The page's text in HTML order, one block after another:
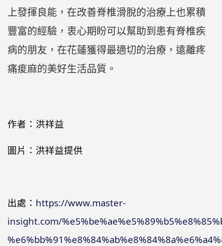
上發揮良能，在改善脊椎滑脫的治療上也累積
豐富的經驗，衷心期盼可以幫助到患有脊椎疾
病的朋友，在花蓮獲得最適切的治療，遠離疼
痛痠麻的美好生活品質。
作者：洪祥益
圖片：洪祥益提供
出處： https://www.master-
insight.com/